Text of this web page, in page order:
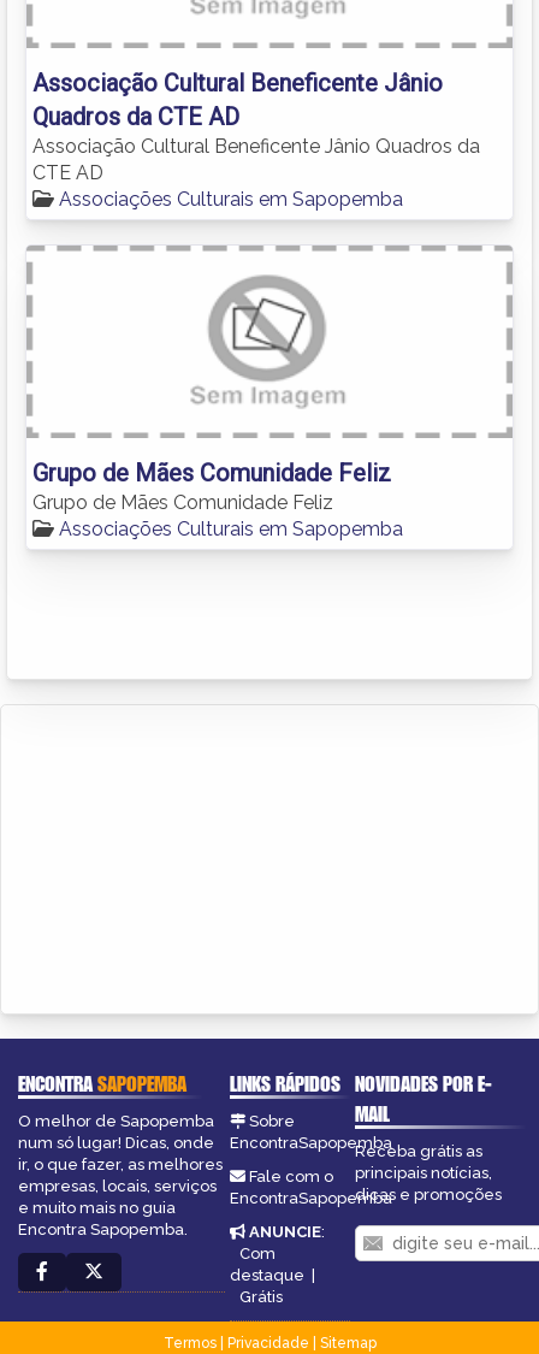
Associação Cultural Beneficente Jânio
Quadros da CTE AD
Associação Cultural Beneficente Jânio Quadros da
CTE AD
Associações Culturais em Sapopemba
Grupo de Mães Comunidade Feliz
Grupo de Mães Comunidade Feliz
Associações Culturais em Sapopemba
ENCONTRASAPOPEMBA
O melhor de Sapopemba
num só lugar! Dicas, onde
ir, o que fazer, as melhores
empresas, locais, serviços
e muito mais no guia
Encontra Sapopemba.
LINKS RÁPIDOS
Sobre
EncontraSapopemba
Fale com o
EncontraSapopemba
ANUNCIE:
Com
destaque |
Grátis
NOVIDADES POR E-
MAIL
Receba grátis as
principais notícias,
dicas e promoções
Termos| Privacidade
Sitemap